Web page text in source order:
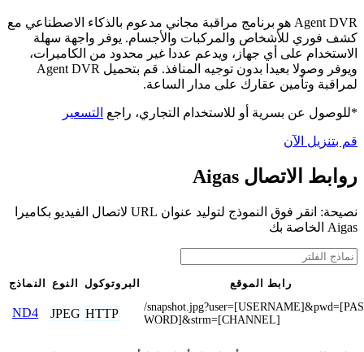
Agent DVR هو برنامج مراقبة مجاني مدعوم بالذكاء الاصطناعي مع
كشف فوري للأشخاص والمركبات والأجسام. يوفر واجهة سهلة
الاستخدام على أي جهاز، ويدعم عددا غير محدود من الكاميرات،
ويوفر وصولا بعيدا بدون توجيه المنافذ. قم بتحميل Agent DVR
لمراقبة وتأمين عقارك على مدار الساعة.
*للوصول عن بسرية أو للاستخدام التجاري، راجع التسعير
قم بتنزيل الآن
روابط الاتصال Aigas
نصيحة: انقر فوق النموذج لتوليد عنوان URL لاتصال الفيديو بكاميرا
Aigas الخاصة بك
النماذج النوع البروتوكول رابط الموقع
ND4 JPEG HTTP
/
WORD]&strm=[CHANNEL]